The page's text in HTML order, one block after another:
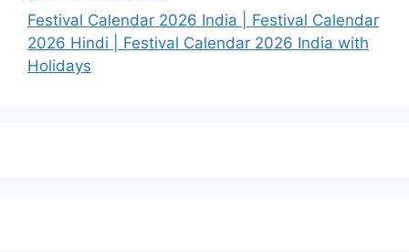
Festival Calendar 2026 India | Festival Calendar
2026 Hindi | Festival Calendar 2026 India with
Holidays